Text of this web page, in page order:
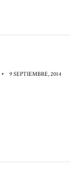
• 9 SEPTIEMBRE, 2014